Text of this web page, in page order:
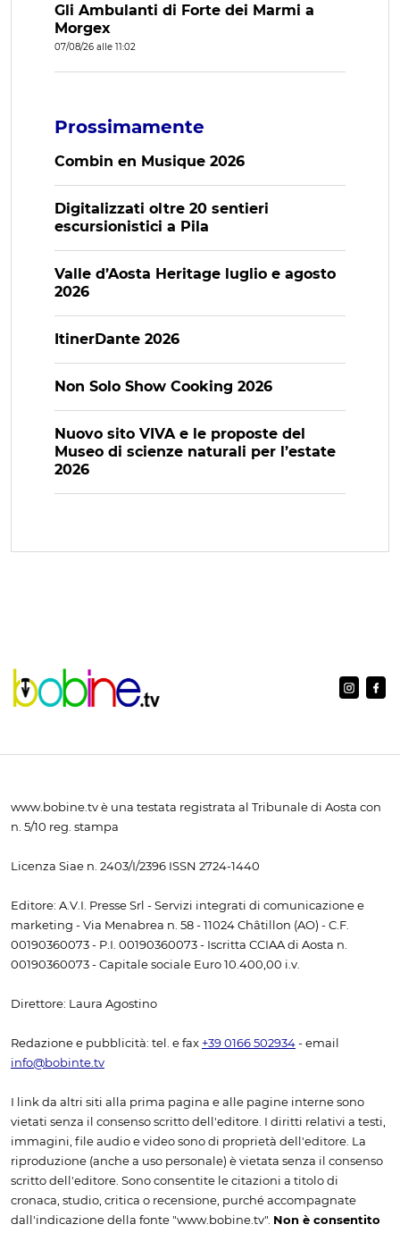
Gli Ambulanti di Forte dei Marmi a
Morgex
07/08/26 alle 11:02
Prossimamente
Combin en Musique 2026
Digitalizzati oltre 20 sentieri
escursionistici a Pila
Valle d’Aosta Heritage luglio e agosto
2026
ItinerDante 2026
Non Solo Show Cooking 2026
Nuovo sito VIVA e le proposte del
Museo di scienze naturali per l’estate
2026
www.bobine.tv è una testata registrata al Tribunale di Aosta con
n. 5/10 reg. stampa
Licenza Siae n. 2403/I/2396 ISSN 2724-1440
Editore: A.V.I. Presse Srl - Servizi integrati di comunicazione e
marketing - Via Menabrea n. 58 - 11024 Châtillon (AO) - C.F.
00190360073 - P.I. 00190360073 - Iscritta CCIAA di Aosta n.
00190360073 - Capitale sociale Euro 10.400,00 i.v.
Direttore: Laura Agostino
Redazione e pubblicità: tel. e fax +39 0166 502934 - email
info@bobinte.tv
I link da altri siti alla prima pagina e alle pagine interne sono
vietati senza il consenso scritto dell'editore. I diritti relativi a testi,
immagini, file audio e video sono di proprietà dell'editore. La
riproduzione (anche a uso personale) è vietata senza il consenso
scritto dell'editore. Sono consentite le citazioni a titolo di
cronaca, studio, critica o recensione, purché accompagnate
dall'indicazione della fonte "www.bobine.tv". Non è consentito